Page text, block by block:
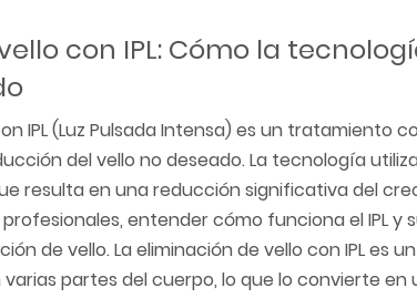
con IPL: Cómo la
IPL (Luz Pulsada Intensa) es un
del vello no deseado. La tecnología
resulta en una reducción significativa del
entender cómo funciona el IPL y
de vello. La eliminación de vello con IPL es
varias partes del cuerpo, lo que lo convierte